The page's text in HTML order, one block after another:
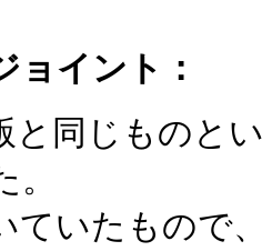
ョイント：
と同じものと
ていたもので